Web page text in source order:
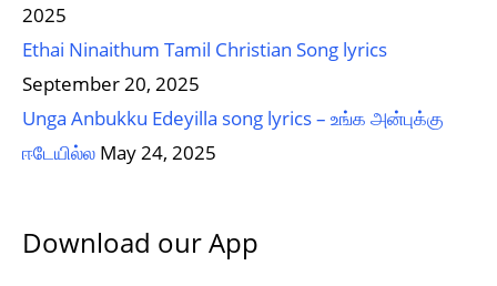
2025
Ethai Ninaithum Tamil Christian Song lyrics
September 20, 2025
Unga Anbukku Edeyilla song lyrics – உங்க அன்புக்கு
ஈடேயில்ல May 24, 2025
Download our App